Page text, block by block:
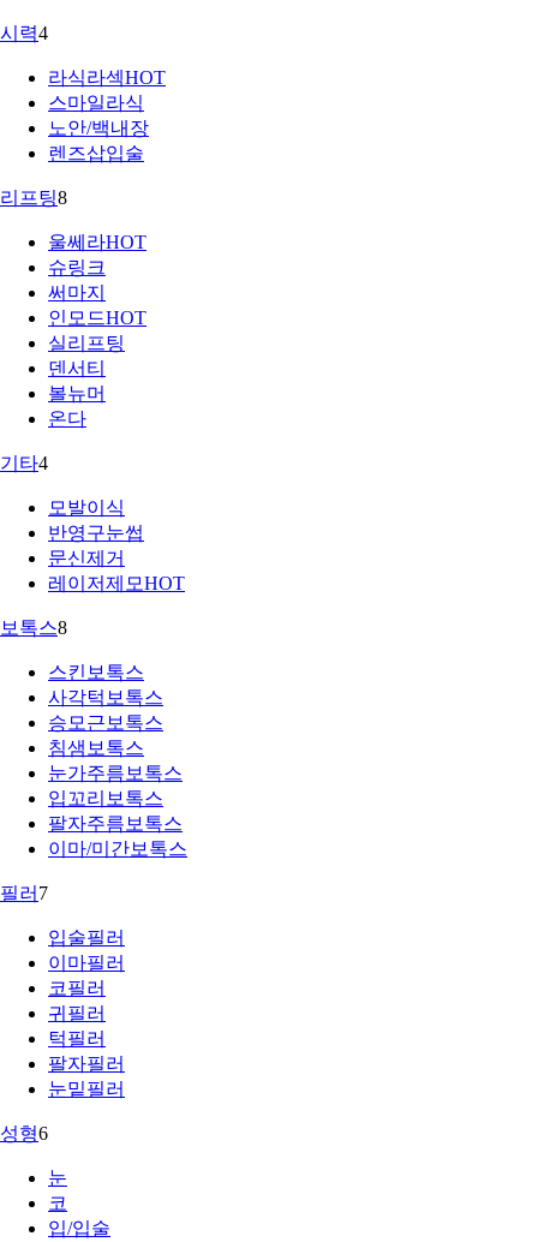
시력4
라식라섹HOT
스마일라식
노안/백내장
렌즈삽입술
리프팅8
울쎄라HOT
슈링크
써마지
인모드HOT
실리프팅
덴서티
볼뉴머
온다
기타4
모발이식
반영구눈썹
문신제거
레이저제모HOT
보톡스8
스킨보톡스
사각턱보톡스
승모근보톡스
침샘보톡스
눈가주름보톡스
입꼬리보톡스
팔자주름보톡스
이마/미간보톡스
필러 7
입술필러
이마필러
코필러
귀필러
턱필러
팔자필러
눈밑필러
성형6
눈
코
입/입술